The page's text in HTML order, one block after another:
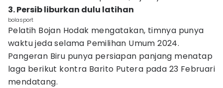
3. Persib liburkan dulu latihan
bolasport
Pelatih Bojan Hodak mengatakan, timnya punya
waktu jeda selama Pemilihan Umum 2024.
Pangeran Biru punya persiapan panjang menatap
laga berikut kontra Barito Putera pada 23 Februari
mendatang.